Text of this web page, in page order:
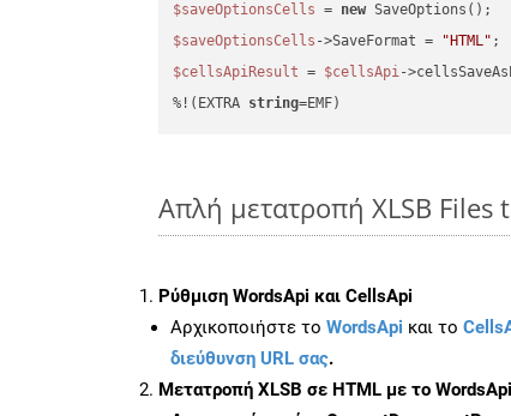
$saveOptionsCells = new
$saveOptionsCells ->SaveFormat = "HTML"
$cellsApiResult = $cellsApi-
%!(EXTRA string=EMF)
Απλή μετατροπή XLSB Files
Ρύθμιση WordsApi και CellsApi
Αρχικοποιήστε το WordsApi και το
διεύθυνση URL σας.
Μετατροπή XLSB σε HTML με το WordsApi